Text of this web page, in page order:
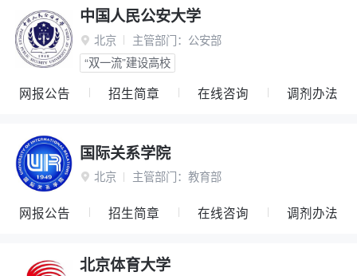
中国人民公安大学
 北京 主管部门： 公安部
“双一流”建设高校
网报公告 招生简章 在线咨询 调剂办法
国际关系学院
 北京 主管部门： 教育部
网报公告 招生简章 在线咨询 调剂办法
北京体育大学